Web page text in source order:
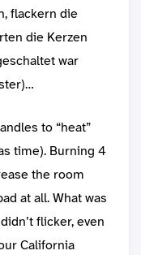
flackern die
die Kerzen
war
to “heat”
time). Burning 4
the room
at all. What was
flicker, even
California